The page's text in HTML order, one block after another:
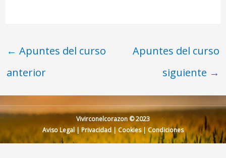
← Apuntes del curso
anterior
Apuntes del curso
siguiente →
Vivirconelcorazon © 2023
Aviso Legal | Privacidad|Cookies| Condiciones